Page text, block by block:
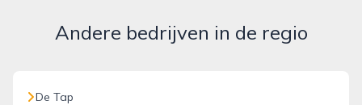
Andere bedrijven in de regio
De Tap